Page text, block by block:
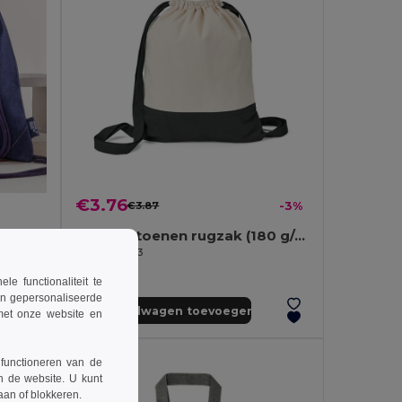
€3.76€3.87 -3%
100% katoenen rugzak (180 g/m²)
Egotier 92913
Aan winkelwagen toevoegen
functionaliteit te
gepersonaliseerde
onze website en
van de
de website. U kunt
of blokkeren.